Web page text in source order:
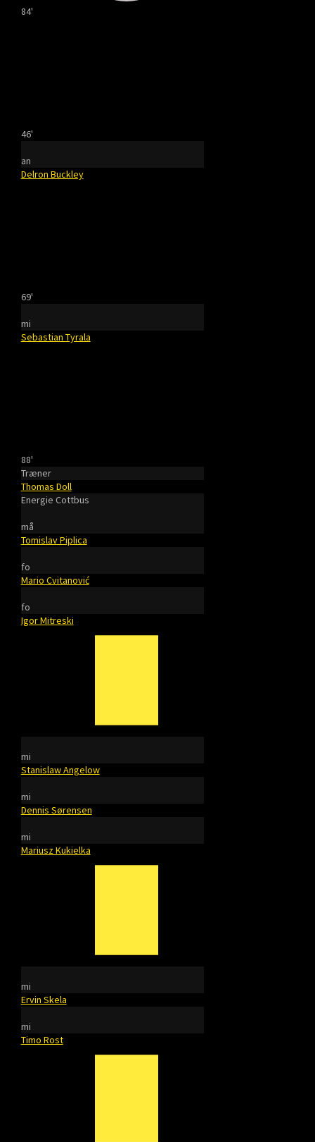
84'
46'
an
Delron Buckley
69'
mi
Sebastian Tyrala
88'
Træner
Thomas Doll
Energie Cottbus
må
Tomislav Piplica
fo
Mario Cvitanović
fo
Igor Mitreski
mi
Stanislaw Angelow
mi
Dennis Sørensen
mi
Mariusz Kukielka
mi
Ervin Skela
mi
Timo Rost